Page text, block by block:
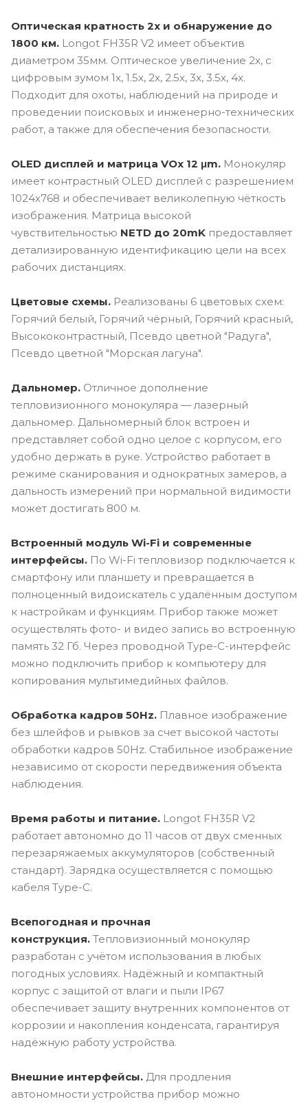
Оптическая кратность 2x и обнаружение до
1800 км. Longot FH35R V2 имеет объектив
диаметром 35мм. Оптическое увеличение 2х, с
цифровым зумом 1x, 1.5x, 2x, 2.5x, 3x, 3.5x, 4x.
Подходит для охоты, наблюдений на природе и
проведении поисковых и инженерно-технических
работ, а также для обеспечения безопасности.
OLED дисплей и матрица VOx 12 μm. Монокуляр
имеет контрастный OLED дисплей с разрешением
1024x768 и обеспечивает великолепную чёткость
изображения. Матрица высокой
чувствительностью NETD до 20mK предоставляет
детализированную идентификацию цели на всех
рабочих дистанциях.
Цветовые схемы. Реализованы 6 цветовых схем:
Горячий белый, Горячий чёрный, Горячий красный,
Высококонтрастный, Псевдо цветной "Радуга",
Псевдо цветной "Морская лагуна".
Дальномер. Отличное дополнение
тепловизионного монокуляра — лазерный
дальномер. Дальномерный блок встроен и
представляет собой одно целое с корпусом, его
удобно держать в руке. Устройство работает в
режиме сканирования и однократных замеров, а
дальность измерений при нормальной видимости
может достигать 800 м.
Встроенный модуль Wi-Fi и современные
интерфейсы. По Wi-Fi тепловизор подключается к
смартфону или планшету и превращается в
полноценный видоискатель с удалённым доступом
к настройкам и функциям. Прибор также может
осуществлять фото- и видео запись во встроенную
память 32 Гб. Через проводной Type-C-интерфейс
можно подключить прибор к компьютеру для
копирования мультимедийных файлов.
Обработка кадров 50Hz. Плавное изображение
без шлейфов и рывков за счет высокой частоты
обработки кадров 50Hz. Стабильное изображение
независимо от скорости передвижения объекта
наблюдения.
Время работы и питание. Longot FH35R V2
работает автономно до 11 часов от двух сменных
перезаряжаемых аккумуляторов (собственный
стандарт). Зарядка осуществляется с помощью
кабеля Type-C.
Всепогодная и прочная
конструкция. Тепловизионный монокуляр
разработан с учётом использования в любых
погодных условиях. Надёжный и компактный
корпус с защитой от влаги и пыли IP67
обеспечивает защиту внутренних компонентов от
коррозии и накопления конденсата, гарантируя
надёжную работу устройства.
Внешние интерфейсы. Для продления
автономности устройства прибор можно